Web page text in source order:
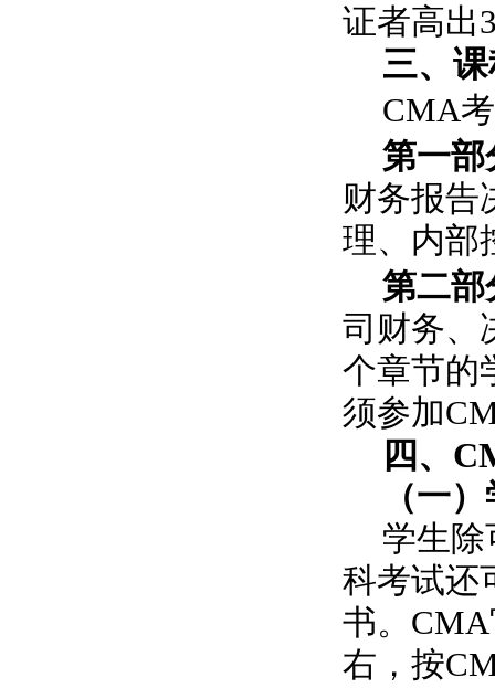
证者高出
三、
CMA
第一部
财务报告
理、内部
第二部
司财务、
个章节的
须参加
四、
（一
学生
科考试还
书。
右，按